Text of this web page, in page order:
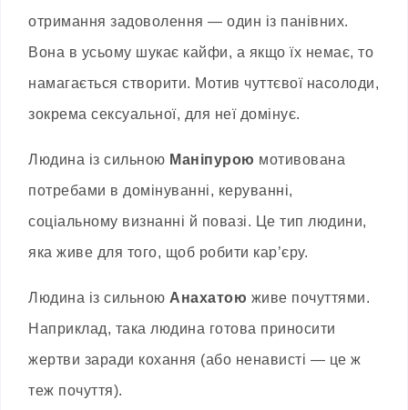
отримання задоволення — один із панівних.
Вона в усьому шукає кайфи, а якщо їх немає, то
намагається створити. Мотив чуттєвої насолоди,
зокрема сексуальної, для неї домінує.
Людина із сильною Маніпурою мотивована
потребами в домінуванні, керуванні,
соціальному визнанні й повазі. Це тип людини,
яка живе для того, щоб робити кар’єру.
Людина із сильною Анахатою живе почуттями.
Наприклад, така людина готова приносити
жертви заради кохання (або ненависті — це ж
теж почуття).